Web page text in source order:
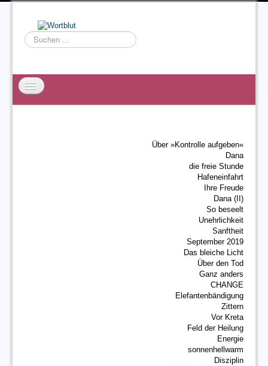
Suchen
...
Über »Kontrolle aufgeben«
Dana
die freie Stunde
Hafeneinfahrt
Ihre Freude
Dana (II)
So beseelt
Unehrlichkeit
Sanftheit
September 2019
Das bleiche Licht
Über den Tod
Ganz anders
CHANGE
Elefantenbändigung
Zittern
Vor Kreta
Feld der Heilung
Energie
sonnenhellwarm
Disziplin